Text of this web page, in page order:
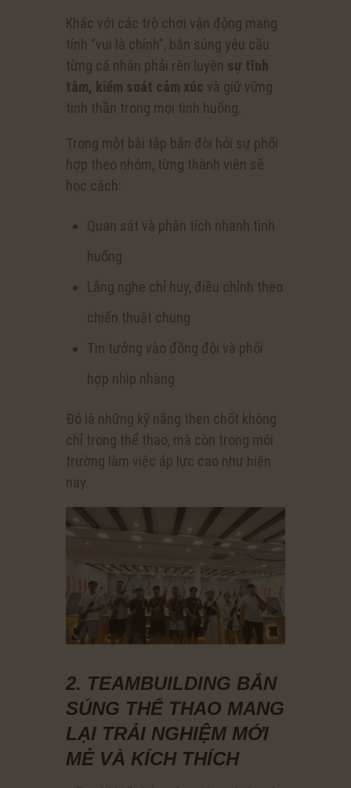
Khác với các trò chơi vận động mang
tính “vui là chính”, bắn súng yêu cầu
từng cá nhân phải rèn luyện sự tĩnh
tâm, kiểm soát cảm xúc và giữ vững
tinh thần trong mọi tình huống.
Trong một bài tập bắn đòi hỏi sự phối
hợp theo nhóm, từng thành viên sẽ
học cách:
Quan sát và phân tích nhanh tình
huống
Lắng nghe chỉ huy, điều chỉnh theo
chiến thuật chung
Tin tưởng vào đồng đội và phối
hợp nhịp nhàng
Đó là những kỹ năng then chốt không
chỉ trong thể thao, mà còn trong môi
trường làm việc áp lực cao như hiện
nay.
2. TEAMBUILDING BẮN
SÚNG THỂ THAO MANG
LẠI TRẢI NGHIỆM MỚI
MẺ VÀ KÍCH THÍCH